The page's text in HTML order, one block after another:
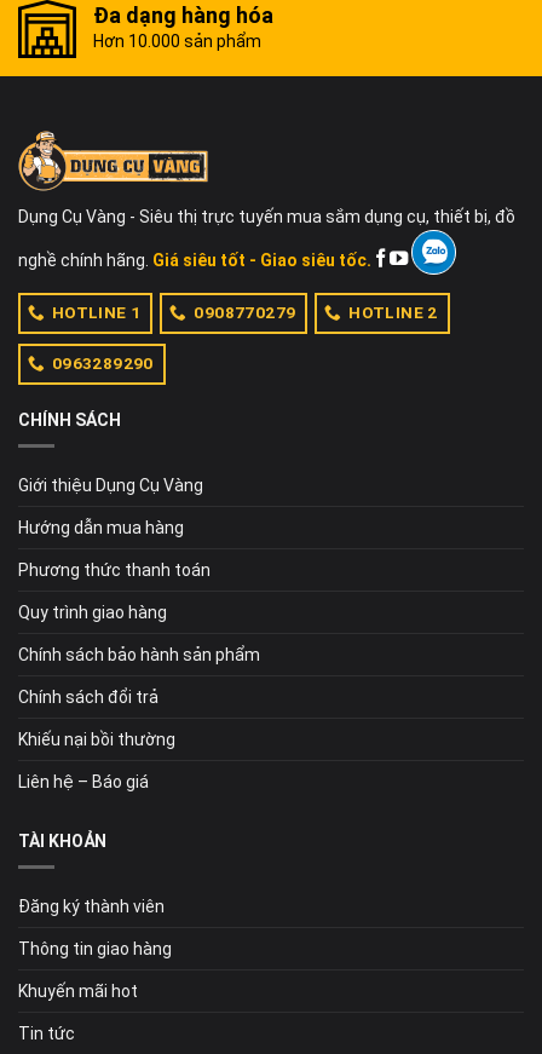
Đa dạng hàng hóa
Hơn 10.000 sản phẩm
Dụng Cụ Vàng - Siêu thị trực tuyến mua sắm dụng cụ, thiết bị, đồ
nghề chính hãng. Giá siêu tốt - Giao siêu tốc.
HOTLINE 1 0908770279 HOTLINE 2
0963289290
CHÍNH SÁCH
Giới thiệu Dụng Cụ Vàng
Hướng dẫn mua hàng
Phương thức thanh toán
Quy trình giao hàng
Chính sách bảo hành sản phẩm
Chính sách đổi trả
Khiếu nại bồi thường
Liên hệ – Báo giá
TÀI KHOẢN
Đăng ký thành viên
Thông tin giao hàng
Khuyến mãi hot
Tin tức